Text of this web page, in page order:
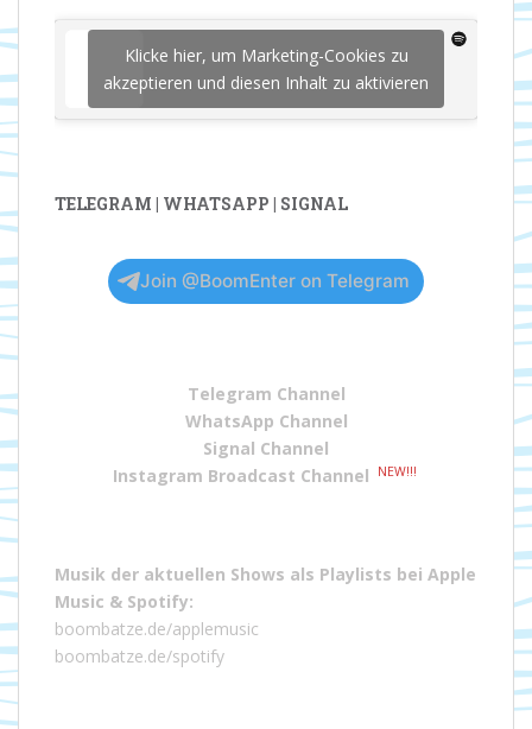
Klicke hier, um Marketing-Cookies zu
akzeptieren und diesen Inhalt zu aktivieren
TELEGRAM | WHATSAPP | SIGNAL
Join @BoomEnter on Telegram
Telegram Channel
WhatsApp Channel
Signal Channel
Instagram Broadcast Channel
NEW!!!
Musik der aktuellen Shows als Playlists bei Apple
Music & Spotify:
boombatze.de/applemusic
boombatze.de/spotify